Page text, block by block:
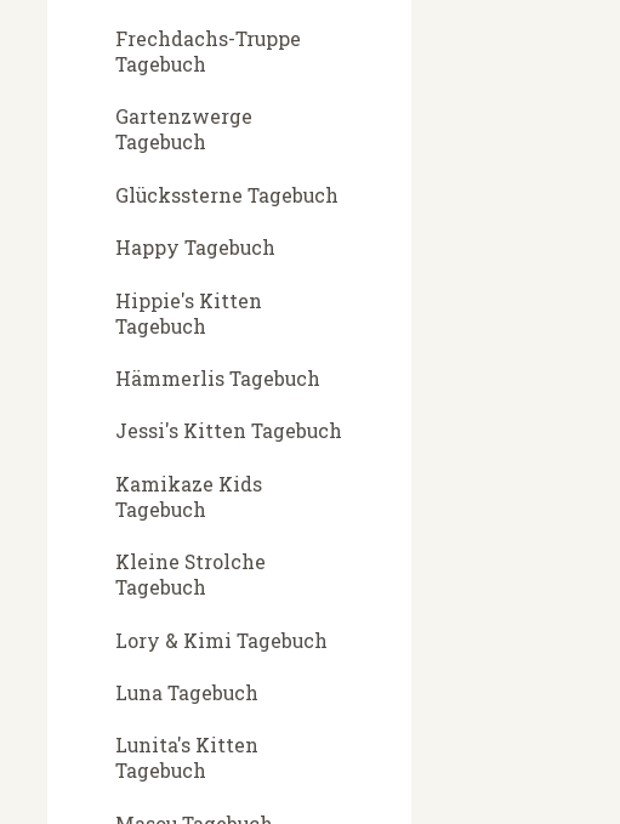
Frechdachs-Truppe
Tagebuch
Gartenzwerge
Tagebuch
Glückssterne Tagebuch
Happy Tagebuch
Hippie's Kitten
Tagebuch
Hämmerlis Tagebuch
Jessi's Kitten Tagebuch
Kamikaze Kids
Tagebuch
Kleine Strolche
Tagebuch
Lory & Kimi Tagebuch
Luna Tagebuch
Lunita's Kitten
Tagebuch